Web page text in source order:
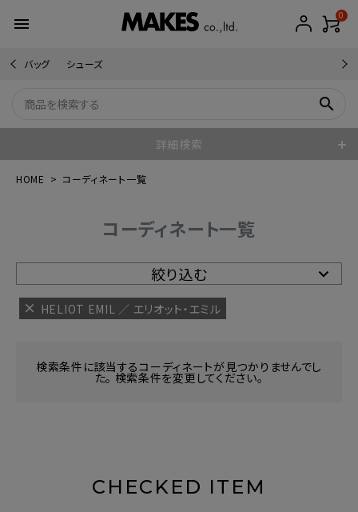
menu 0
バッグ シューズ
search
詳細検索
HOME コーディネート一覧
コーディネート一覧
絞り込む
HELIOT EMIL ／ エリオット・エミル
検索条件に該当するコーディネートが見つかりませんでし
た。 検索条件を変更してください。
CHECKED ITEM